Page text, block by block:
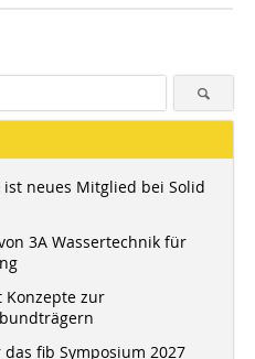
ist neues Mitglied bei Solid
3A Wassertechnik für
Konzepte zur
fib Symposium 2027